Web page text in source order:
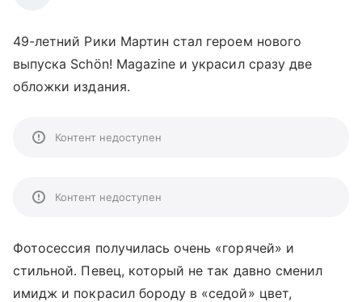
49-летний Рики Мартин стал героем нового
выпуска Schön! Magazine и украсил сразу две
обложки издания.
Контент недоступен
Контент недоступен
Фотосессия получилась очень «горячей» и
стильной. Певец, который не так давно сменил
имидж и покрасил бороду в «седой» цвет,